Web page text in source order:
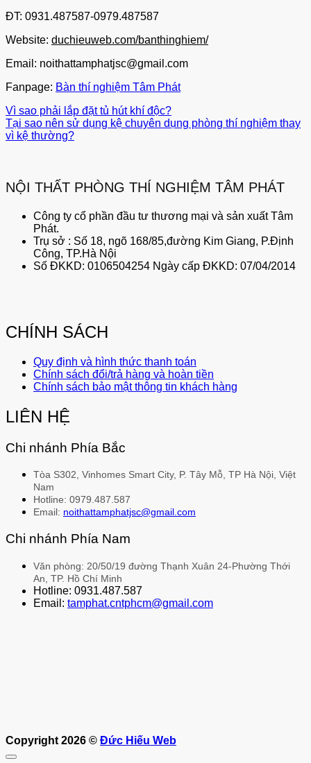
ĐT: 0931.487587-0979.487587
Website: duchieuweb.com/banthinghiem/
Email: noithattamphatjsc@gmail.com
Fanpage: Bàn thí nghiệm Tâm Phát
Vì sao phải lắp đặt tủ hút khí độc?
Tại sao nên sử dụng kệ chuyên dụng phòng thí nghiệm thay
vì kệ thường?
NỘI THẤT PHÒNG THÍ NGHIỆM TÂM PHÁT
Công ty cổ phần đầu tư thương mại và sản xuất Tâm
Phát.
Trụ sở : Số 18, ngõ 168/85,đường Kim Giang, P.Định
Công, TP.Hà Nội
Số ĐKKD: 0106504254 Ngày cấp ĐKKD: 07/04/2014
CHÍNH SÁCH
Quy định và hình thức thanh toán
Chính sách đổi/trả hàng và hoàn tiền
Chính sách bảo mật thông tin khách hàng
LIÊN HỆ
Chi nhánh Phía Bắc
Tòa S302, Vinhomes Smart City, P. Tây Mỗ, TP Hà Nội, Việt
Nam
Hotline: 0979.487.587
Email: noithattamphatjsc@gmail.com
Chi nhánh Phía Nam
Văn phòng: 20/50/19 đường Thạnh Xuân 24-Phường Thới
An, TP. Hồ Chí Minh
Hotline: 0931.487.587
Email: tamphat.cntphcm@gmail.com
Copyright 2026 © Đức Hiếu Web